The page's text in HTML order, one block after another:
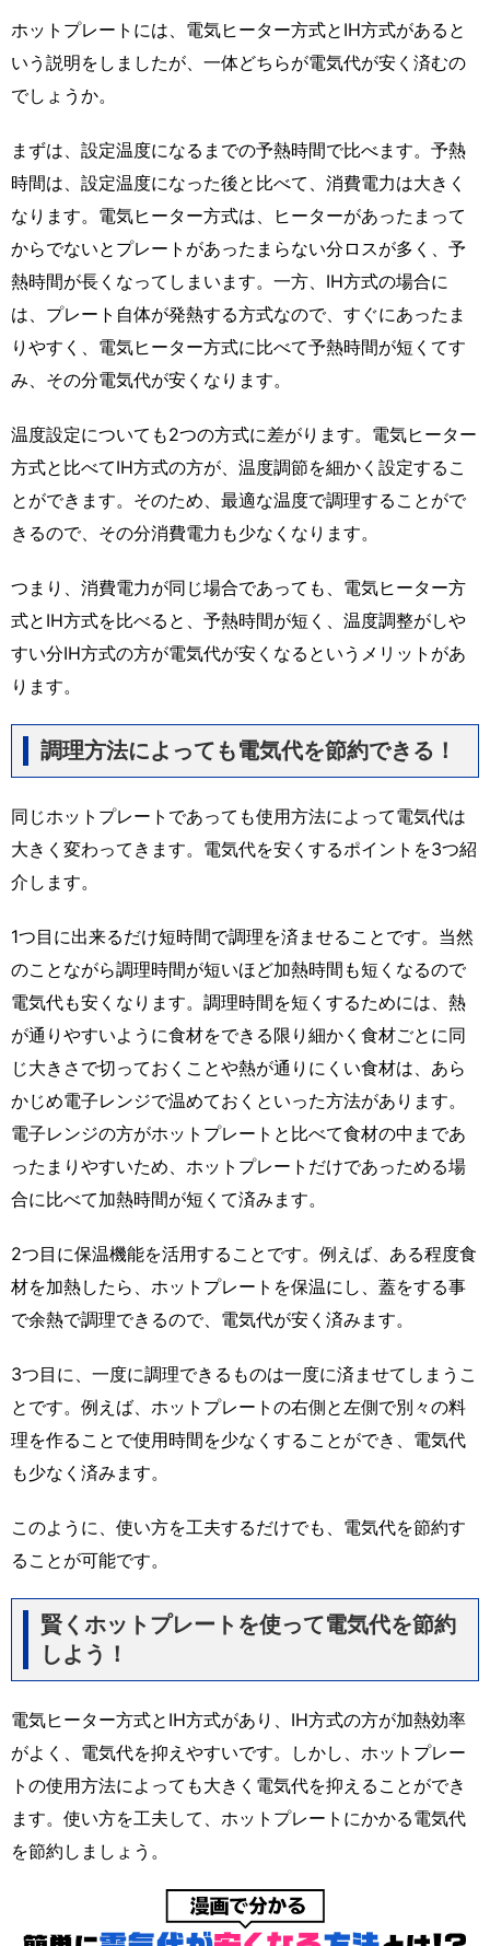
ホットプレートには、電気ヒーター方式とIH方式があると
いう説明をしましたが、一体どちらが電気代が安く済むの
でしょうか。
まずは、設定温度になるまでの予熱時間で比べます。予熱
時間は、設定温度になった後と比べて、消費電力は大きく
なります。電気ヒーター方式は、ヒーターがあったまって
からでないとプレートがあったまらない分ロスが多く、予
熱時間が長くなってしまいます。一方、IH方式の場合に
は、プレート自体が発熱する方式なので、すぐにあったま
りやすく、電気ヒーター方式に比べて予熱時間が短くてす
み、その分電気代が安くなります。
温度設定についても2つの方式に差がります。電気ヒーター
方式と比べてIH方式の方が、温度調節を細かく設定するこ
とができます。そのため、最適な温度で調理することがで
きるので、その分消費電力も少なくなります。
つまり、消費電力が同じ場合であっても、電気ヒーター方
式とIH方式を比べると、予熱時間が短く、温度調整がしや
すい分IH方式の方が電気代が安くなるというメリットがあ
ります。
調理方法によっても電気代を節約できる！
同じホットプレートであっても使用方法によって電気代は
大きく変わってきます。電気代を安くするポイントを3つ紹
介します。
1つ目に出来るだけ短時間で調理を済ませることです。当然
のことながら調理時間が短いほど加熱時間も短くなるので
電気代も安くなります。調理時間を短くするためには、熱
が通りやすいように食材をできる限り細かく食材ごとに同
じ大きさで切っておくことや熱が通りにくい食材は、あら
かじめ電子レンジで温めておくといった方法があります。
電子レンジの方がホットプレートと比べて食材の中まであ
ったまりやすいため、ホットプレートだけであっためる場
合に比べて加熱時間が短くて済みます。
2つ目に保温機能を活用することです。例えば、ある程度食
材を加熱したら、ホットプレートを保温にし、蓋をする事
で余熱で調理できるので、電気代が安く済みます。
3つ目に、一度に調理できるものは一度に済ませてしまうこ
とです。例えば、ホットプレートの右側と左側で別々の料
理を作ることで使用時間を少なくすることができ、電気代
も少なく済みます。
このように、使い方を工夫するだけでも、電気代を節約す
ることが可能です。
賢くホットプレートを使って電気代を節約
しよう！
電気ヒーター方式とIH方式があり、IH方式の方が加熱効率
がよく、電気代を抑えやすいです。しかし、ホットプレー
トの使用方法によっても大きく電気代を抑えることができ
ます。使い方を工夫して、ホットプレートにかかる電気代
を節約しましょう。